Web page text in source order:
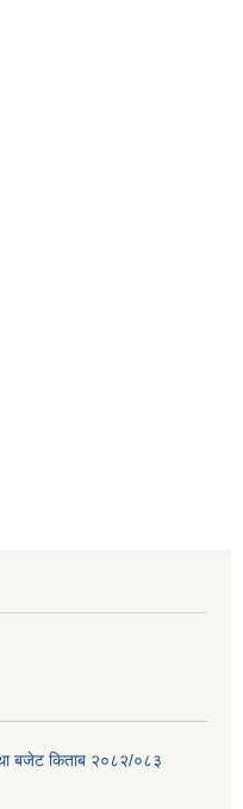
बजेट किताब २०८२/०८३